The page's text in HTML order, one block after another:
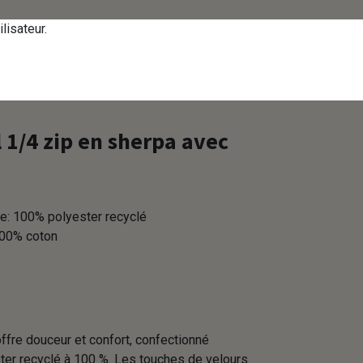
nous Se connecter FR
4 zip en sherpa avec
100% polyester recyclé
coton
douceur et confort, confectionné
recyclé à 100 %. Les touches de velours